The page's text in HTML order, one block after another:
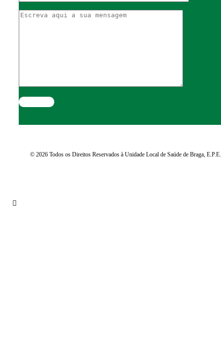
© 2026 Todos os Direitos Reservados à Unidade Local de Saúde de Braga, E.P.E.